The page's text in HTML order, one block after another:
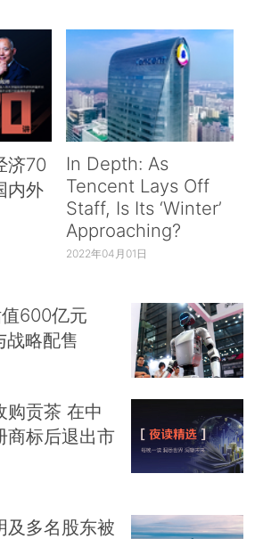
济70
内外
In Depth: As
Tencent Lays Off
Staff, Is Its ‘Winter’
Approaching?
2022年04月01日
600亿元
略配售
购贡茶 在中
商标后退出市
及多名股东被